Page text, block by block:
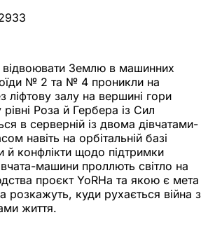
відвоювати Землю в машинних
№ 2 та № 4 проникли на
ліфтову залу на вершині гори
Роза й Гербера із Сил
в серверній із двома дівчатами-
навіть на орбітальній базі
й конфлікти щодо підтримки
машини проллють світло на
проєкт YoRHa та якою є мета
розкажуть, куди рухається війна з
життя.